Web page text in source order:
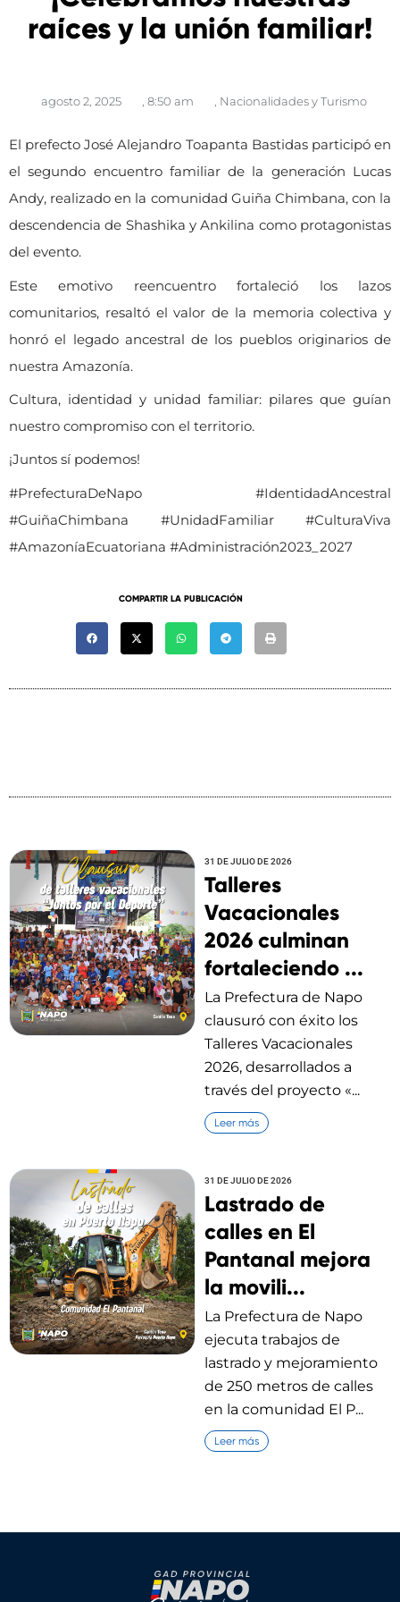
raíces y la unión familiar!
agosto 2, 2025 , 8:50 am , Nacionalidades y Turismo
El prefecto José Alejandro Toapanta Bastidas participó en
el segundo encuentro familiar de la generación Lucas
Andy, realizado en la comunidad Guiña Chimbana, con la
descendencia de Shashika y Ankilina como protagonistas
del evento.
Este emotivo reencuentro fortaleció los lazos
comunitarios, resaltó el valor de la memoria colectiva y
honró el legado ancestral de los pueblos originarios de
nuestra Amazonía.
Cultura, identidad y unidad familiar: pilares que guían
nuestro compromiso con el territorio.
¡Juntos sí podemos!
#PrefecturaDeNapo #IdentidadAncestral
#GuiñaChimbana #UnidadFamiliar #CulturaViva
#AmazoníaEcuatoriana #Administración2023_2027
COMPARTIR LA PUBLICACIÓN
31 DE JULIO DE 2026
Talleres
Vacacionales
2026 culminan
fortaleciendo ...
La Prefectura de Napo
clausuró con éxito los
Talleres Vacacionales
2026, desarrollados a
través del proyecto «...
Leer más
31 DE JULIO DE 2026
Lastrado de
calles en El
Pantanal mejora
la movili...
La Prefectura de Napo
ejecuta trabajos de
lastrado y mejoramiento
de 250 metros de calles
en la comunidad El P...
Leer más